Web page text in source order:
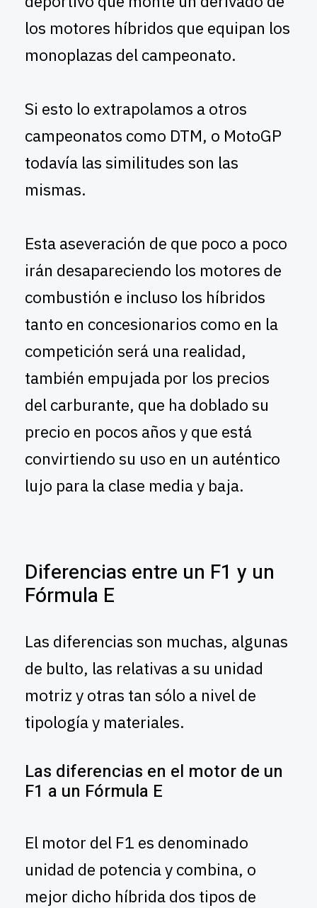
los motores híbridos que equipan los
monoplazas del campeonato.
Si esto lo extrapolamos a otros
campeonatos como DTM, o MotoGP
todavía las similitudes son las
mismas.
Esta aseveración de que poco a poco
irán desapareciendo los motores de
combustión e incluso los híbridos
tanto en concesionarios como en la
competición será una realidad,
también empujada por los precios
del carburante, que ha doblado su
precio en pocos años y que está
convirtiendo su uso en un auténtico
lujo para la clase media y baja.
Diferencias entre un F1 y un
Fórmula E
Las diferencias son muchas, algunas
de bulto, las relativas a su unidad
motriz y otras tan sólo a nivel de
tipología y materiales.
Las diferencias en el motor de un
F1 a un Fórmula E
El motor del F1 es denominado
unidad de potencia y combina, o
mejor dicho híbrida dos tipos de